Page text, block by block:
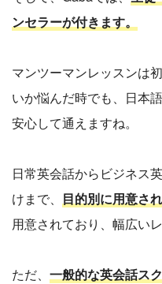
ンセラーが付きます。
マンツーマンレッスンは
いか悩んだ時でも、日本
安心して通えますね。
日常英会話からビジネス
けまで、 目的別に用意さ
用意されており、幅広い
ただ、 一般的な英会話ス